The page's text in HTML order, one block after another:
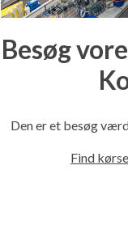
Besøg
Den er et besøg
Find